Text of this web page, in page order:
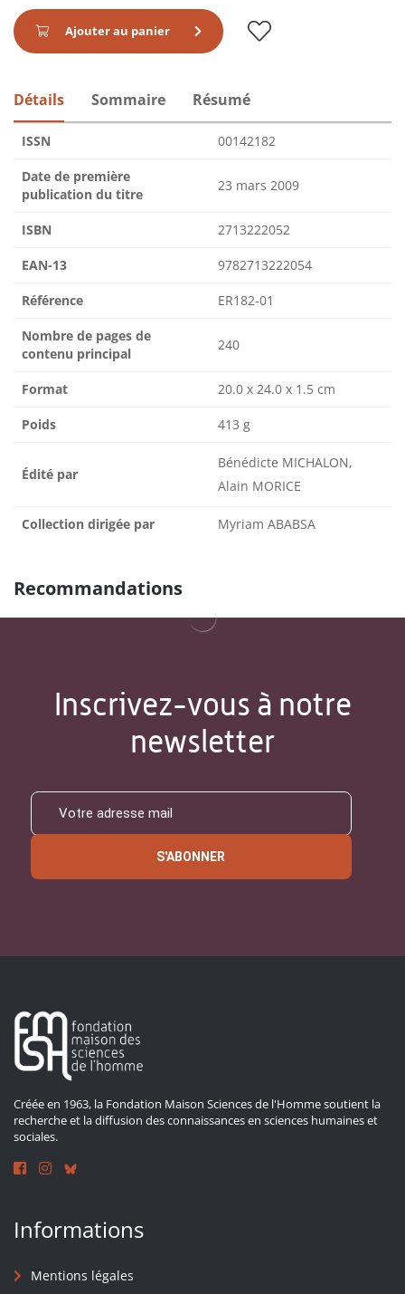
Ajouter au panier
Détails Sommaire Résumé
ISSN 00142182
Date de première
publication du titre
23 mars 2009
ISBN 2713222052
EAN-13 9782713222054
Référence ER182-01
Nombre de pages de
contenu principal
240
Format 20.0 x 24.0 x 1.5 cm
Poids 413 g
Édité par
Bénédicte MICHALON,
Alain MORICE
Collection dirigée par Myriam ABABSA
Recommandations
Inscrivez-vous à notre
newsletter
S'ABONNER
Créée en 1963, la Fondation Maison Sciences de l'Homme soutient la
recherche et la diffusion des connaissances en sciences humaines et
sociales.
Informations
Mentions légales